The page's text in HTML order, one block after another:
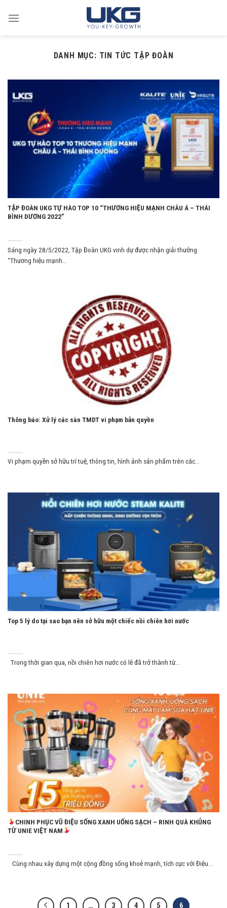
DANH MỤC: TIN TỨC TẬP ĐOÀN
TẬP ĐOÀN UKG TỰ HÀO TOP 10 “THƯƠNG HIỆU MẠNH CHÂU Á – THÁI
BÌNH DƯƠNG 2022️”
Sáng ngày 28/5/2022, Tập Đoàn UKG vinh dự được nhận giải thưởng
“Thương hiệu mạnh...
Thông báo: Xử lý các sàn TMDT vi phạm bản quyền
Vi phạm quyền sở hữu trí tuệ, thông tin, hình ảnh sản phẩm trên các...
Top 5 lý do tại sao bạn nên sở hữu một chiếc nồi chiên hơi nước
Trong thời gian qua, nồi chiên hơi nước có lẽ đã trở thành từ...
CHINH PHỤC VŨ ĐIỆU SỐNG XANH UỐNG SẠCH – RINH QUÀ KHỦNG
TỪ UNIE VIỆT NAM
Cùng nhau xây dựng một cộng đồng sống khoẻ mạnh, tích cực với Điệu...
1 … 3 4 5 6